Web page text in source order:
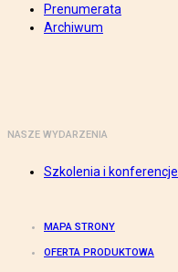
Prenumerata
Archiwum
NASZE WYDARZENIA
Szkolenia i konferencje
MAPA STRONY
OFERTA PRODUKTOWA